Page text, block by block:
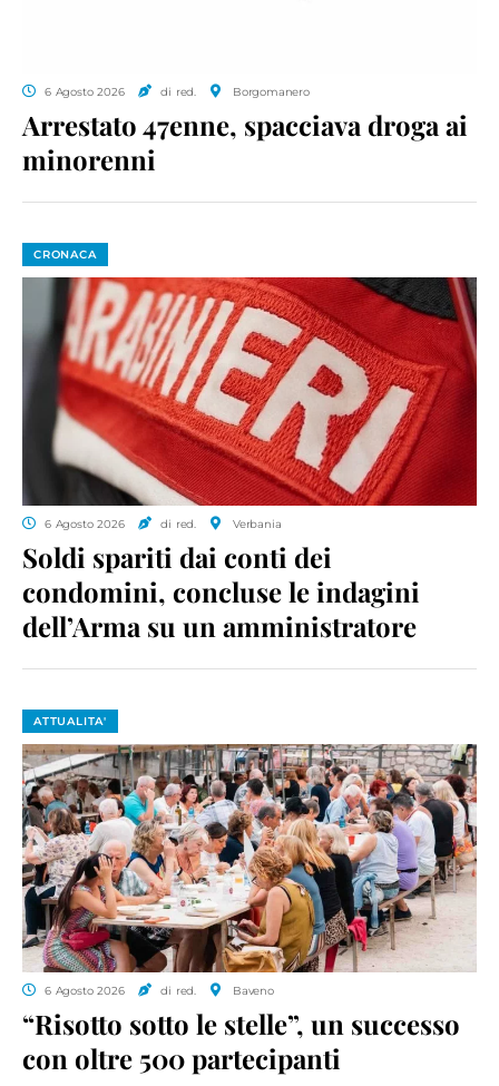
6 Agosto 2026 di red. Borgomanero
Arrestato 47enne, spacciava droga ai
minorenni
CRONACA
6 Agosto 2026 di red. Verbania
Soldi spariti dai conti dei
condomini, concluse le indagini
dell’Arma su un amministratore
ATTUALITA'
6 Agosto 2026 di red. Baveno
“Risotto sotto le stelle”, un successo
con oltre 500 partecipanti